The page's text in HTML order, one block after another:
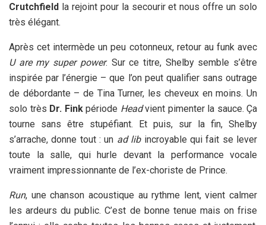
Crutchfield la rejoint pour la secourir et nous offre un solo
très élégant.
Après cet intermède un peu cotonneux, retour au funk avec
U are my super power. Sur ce titre, Shelby semble s’être
inspirée par l’énergie – que l’on peut qualifier sans outrage
de débordante – de Tina Turner, les cheveux en moins. Un
solo très Dr. Finkpériode Headvient pimenter la sauce. Ça
tourne sans être stupéfiant. Et puis, sur la fin, Shelby
s’arrache, donne tout : un ad libincroyable qui fait se lever
toute la salle, qui hurle devant la performance vocale
vraiment impressionnante de l’ex-choriste de Prince.
Run, une chanson acoustique au rythme lent, vient calmer
les ardeurs du public. C’est de bonne tenue mais on frise